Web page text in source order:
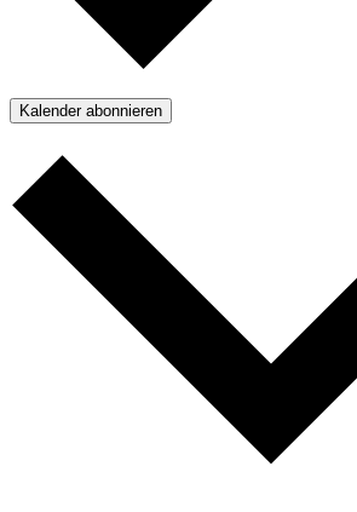
Kalender abonnieren